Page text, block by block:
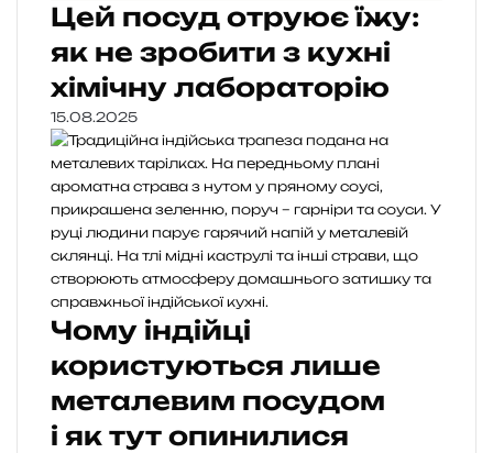
Цей посуд отруює їжу:
як не зробити з кухні
хімічну лабораторію
15.08.2025
Чому індійці
користуються лише
металевим посудом
і як тут опинилися